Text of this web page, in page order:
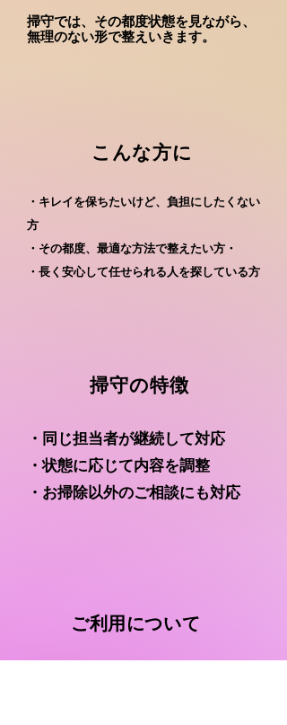
​掃守では、その都度状態を見ながら、
無理のない形で整えいきます。
​こんな方に
・キレイを保ちたいけど、負担にしたくない
方
・その都度、最適な方法で整えたい方・
​・長く安心して任せられる人を探している方
​掃守の特徴
・同じ担当者が継続して対応
・状態に応じて内容を調整
​・お掃除以外のご相談にも対応
​ご利用について